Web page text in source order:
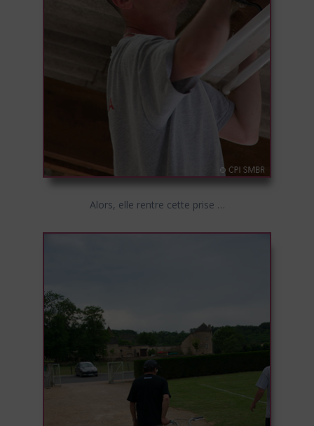
Alors, elle rentre cette prise …